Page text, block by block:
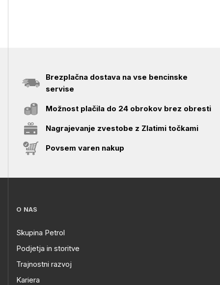
Brezplačna dostava na vse bencinske
servise
Možnost plačila do 24 obrokov brez obresti
Nagrajevanje zvestobe z Zlatimi točkami
Povsem varen nakup
O NAS
Skupina Petrol
Podjetja in storitve
Trajnostni razvoj
Kariera